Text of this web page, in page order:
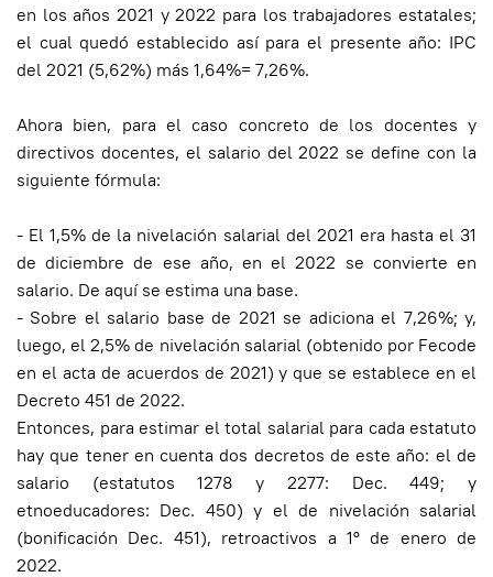
en los años 2021 y 2022 para los trabajadores estatales;
el cual quedó establecido así para el presente año: IPC
del 2021 (5,62%) más 1,64%= 7,26%.
Ahora bien, para el caso concreto de los docentes y
directivos docentes, el salario del 2022 se define con la
siguiente fórmula:
- El 1,5% de la nivelación salarial del 2021 era hasta el 31
de diciembre de ese año, en el 2022 se convierte en
salario. De aquí se estima una base.
- Sobre el salario base de 2021 se adiciona el 7,26%; y,
luego, el 2,5% de nivelación salarial (obtenido por Fecode
en el acta de acuerdos de 2021) y que se establece en el
Decreto 451 de 2022.
Entonces, para estimar el total salarial para cada estatuto
hay que tener en cuenta dos decretos de este año: el de
salario (estatutos 1278 y 2277: Dec. 449; y
etnoeducadores: Dec. 450) y el de nivelación salarial
(bonificación Dec. 451), retroactivos a 1º de enero de
2022.